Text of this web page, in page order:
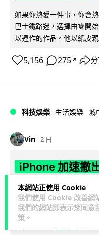
本網站正使用 Cookie
我們使用 Cookie 改善網
我們的網站即表示您同意
策 。
如果你熱愛一件事，你會
巴士鐵路迷，選擇由零開
以運作的作品。他以紙皮
5,156 275 ↗
科技娛樂 生活娛樂 城
Vin 2 日
iPhone 加速撤
基地 上年組裝
Apple 加速將 iPhone 生
產量最高 50% 移至當地